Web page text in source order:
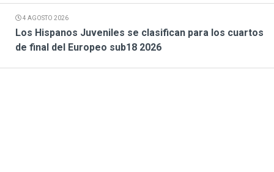
4 AGOSTO 2026
Los Hispanos Juveniles se clasifican para los cuartos
de final del Europeo sub18 2026